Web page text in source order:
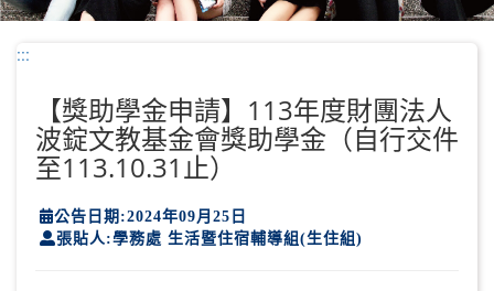
:::
【獎助學金申請】113年度財團法人
波錠文教基金會獎助學金（自行交件
至113.10.31止）
公告日期:2024年09月25日
張貼人:學務處 生活暨住宿輔導組(生住組)